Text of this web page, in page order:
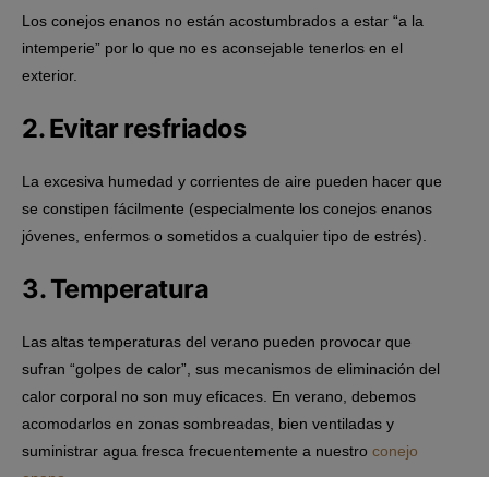
Los conejos enanos no están acostumbrados a estar “a la
intemperie” por lo que no es aconsejable tenerlos en el
exterior.
2. Evitar resfriados
La excesiva humedad y corrientes de aire pueden hacer que
se constipen fácilmente (especialmente los conejos enanos
jóvenes, enfermos o sometidos a cualquier tipo de estrés).
3. Temperatura
Las altas temperaturas del verano pueden provocar que
sufran “golpes de calor”, sus mecanismos de eliminación del
calor corporal no son muy eficaces. En verano, debemos
acomodarlos en zonas sombreadas, bien ventiladas y
suministrar agua fresca frecuentemente a nuestro conejo